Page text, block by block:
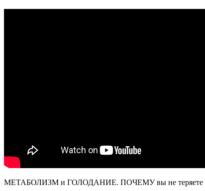
МЕТАБОЛИЗМ и ГОЛОДАНИЕ. ПОЧЕМУ вы не теряете